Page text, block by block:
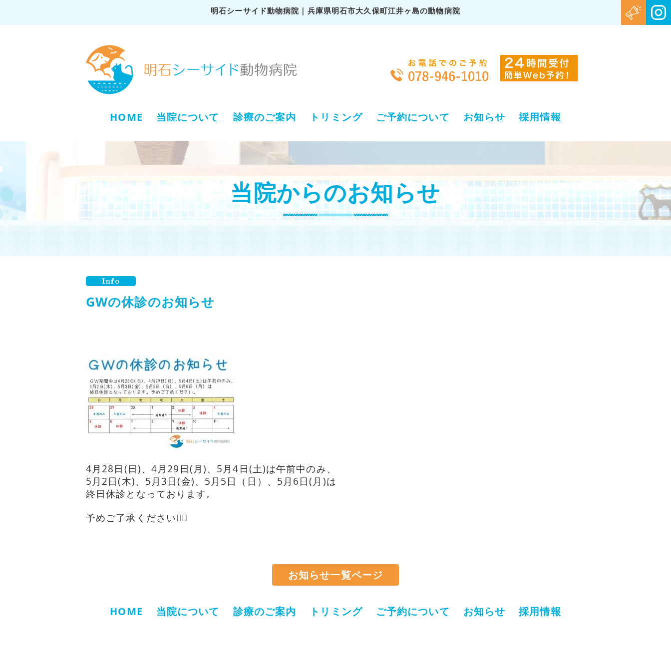
明石シーサイド動物病院｜兵庫県明石市大久保町江井ヶ島の動物病院
HOME 当院について 診療のご案内 トリミング ご予約について お知らせ 採用情報
当院からのお知らせ
GWの休診のお知らせ
4月28日(日)、4月29日(月)、5月4日(土)は午前中のみ、
5月2日(木)、5月3日(金)、5月5日（日）、5月6日(月)は
終日休診となっております。
予めご了承ください🙇‍♀️
お知らせ一覧ページ
HOME 当院について 診療のご案内 トリミング ご予約について お知らせ 採用情報